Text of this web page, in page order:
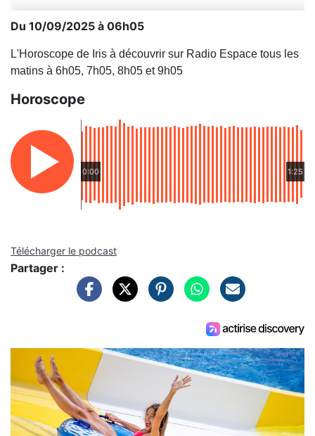
Du 10/09/2025 à 06h05
L'Horoscope de Iris à découvrir sur Radio Espace tous les
matins à 6h05, 7h05, 8h05 et 9h05
Horoscope
0:00 1:25
Télécharger le podcast
Partager :